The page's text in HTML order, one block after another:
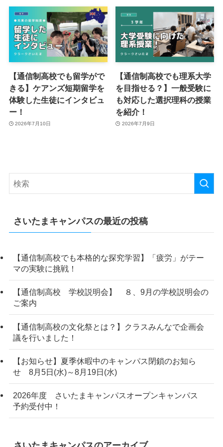
【通信制高校でも留学がで
きる】ケアンズ短期留学を
体験した生徒にインタビュ
ー！
2026年7月10日
【通信制高校でも理系大学
を目指せる？】一般受験に
も対応した選択理科の授業
を紹介！
2026年7月9日
さいたまキャンパスの最近の投稿
【通信制高校でも本格的な探究学習】「疲労」がテー
マの実験に挑戦！
【通信制高校 学校説明会】 ８、9月の学校説明会の
ご案内
【通信制高校の文化祭とは？】クラスみんなで企画会
議を行いました！
【お知らせ】夏季休暇中のキャンパス閉鎖のお知ら
せ 8月5日(水)～8月19日(水)
2026年度 さいたまキャンパスオープンキャンパス
予約受付中！